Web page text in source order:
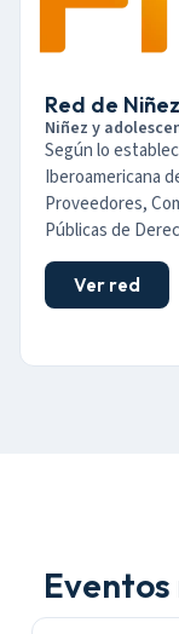
Red de
Niñez y
Según lo
Iberoamericana
Proveedores,
Públicas de
Ver red